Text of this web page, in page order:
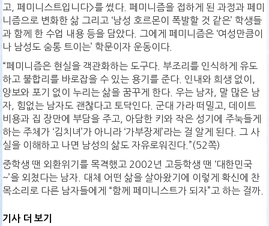
고, 페미니스트입니다>를 썼다. 페미니즘을 접하게 된 과정과 페미
니즘으로 변화한 삶 그리고 ‘남성 호르몬이 폭발할 것 같은’ 학생들
과 함께 한 수업 내용 등을 담았다. 그에게 페미니즘은 ‘여성만큼이
나 남성도 숨통 트이는’ 학문이자 운동이다.
“페미니즘은 현실을 객관화하는 도구다. 부조리를 인식하게 유도
하고 불합리를 바로잡을 수 있는 용기를 준다. 인내와 희생 없이,
양보와 포기 없이 누리는 삶을 꿈꾸게 한다. 우는 남자, 말 많은 남
자, 힘없는 남자도 괜찮다고 토닥인다. 군대 가라 떠밀고, 데이트
비용과 집 장만에 부담을 주고, 아담한 키와 작은 성기에 주눅들게
하는 주체가 ‘김치녀’가 아니라 ‘가부장제’라는 걸 알게 된다. 그 사
실을 이해하고 나면 남성의 삶도 자유로워진다.”(52쪽)
중학생 땐 외환위기를 목격했고 2002년 고등학생 땐 ‘대한민국
~’을 외쳤다는 남자. 대체 어떤 삶을 살아왔기에 이렇게 확신에 찬
목소리로 다른 남자들에게 “함께 페미니스트가 되자”고 하는 걸까.
기사 더 보기